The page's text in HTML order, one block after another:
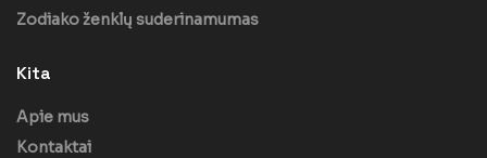
Zodiako ženklų suderinamumas
Kita
Apie mus
Kontaktai